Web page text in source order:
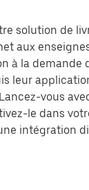
solution de
aux
à la demande
leur
vous
le dans
intégration